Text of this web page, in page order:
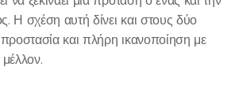
Η σχέση αυτή δίνει και στους δύο
και πλήρη ικανοποίηση με